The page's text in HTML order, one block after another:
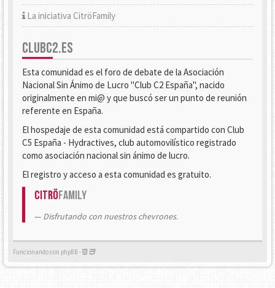
La iniciativa CitröFamily
CLUBC2.ES
Esta comunidad es el foro de debate de la Asociación
Nacional Sin Ánimo de Lucro "Club C2 España", nacido
originalmente en mi@ y que buscó ser un punto de reunión
referente en España.
El hospedaje de esta comunidad está compartido con Club
C5 España - Hydractives, club automovilístico registrado
como asociación nacional sin ánimo de lucro.
El registro y acceso a esta comunidad es gratuito.
CitröFamily
Disfrutando con nuestros chevrones.
Funcionando con phpBB -